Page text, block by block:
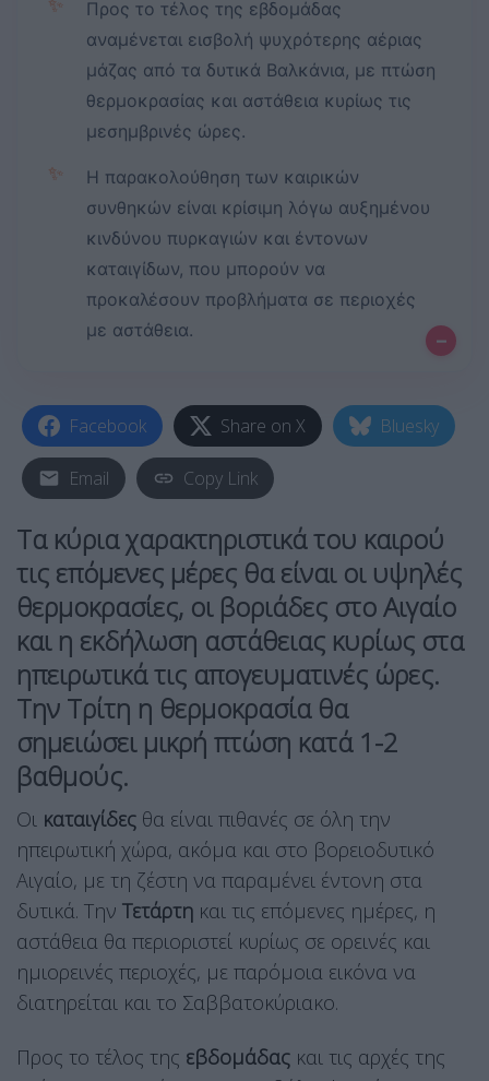
✨
Προς το τέλος της εβδομάδας
αναμένεται εισβολή ψυχρότερης αέριας
μάζας από τα δυτικά Βαλκάνια, με πτώση
θερμοκρασίας και αστάθεια κυρίως τις
μεσημβρινές ώρες.
✨
Η παρακολούθηση των καιρικών
συνθηκών είναι κρίσιμη λόγω αυξημένου
κινδύνου πυρκαγιών και έντονων
καταιγίδων, που μπορούν να
προκαλέσουν προβλήματα σε περιοχές
με αστάθεια.
–
Facebook Share on X Bluesky
Email Copy Link
Τα κύρια χαρακτηριστικά του καιρού
τις επόμενες μέρες θα είναι οι υψηλές
θερμοκρασίες, οι βοριάδες στο Αιγαίο
και η εκδήλωση αστάθειας κυρίως στα
ηπειρωτικά τις απογευματινές ώρες.
Την Τρίτη η θερμοκρασία θα
σημειώσει μικρή πτώση κατά 1-2
βαθμούς.
Οι καταιγίδες θα είναι πιθανές σε όλη την
ηπειρωτική χώρα, ακόμα και στο βορειοδυτικό
Αιγαίο, με τη ζέστη να παραμένει έντονη στα
δυτικά. Την Τετάρτη και τις επόμενες ημέρες, η
αστάθεια θα περιοριστεί κυρίως σε ορεινές και
ημιορεινές περιοχές, με παρόμοια εικόνα να
διατηρείται και το Σαββατοκύριακο.
Προς το τέλος της εβδομάδας και τις αρχές της